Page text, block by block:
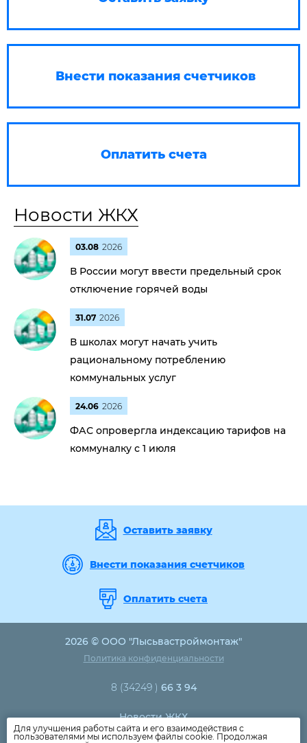
Внести показания счетчиков
Оплатить счета
Новости ЖКХ
03.08 2026
В России могут ввести предельный срок
отключение горячей воды
31.07 2026
В школах могут начать учить
рациональному потреблению
коммунальных услуг
24.06 2026
ФАС опровергла индексацию тарифов на
коммуналку с 1 июля
Оставить заявку
Внести показания счетчиков
Оплатить счета
2026 © ООО "Лысьвастроймонтаж"
Политика конфиденциальности
8 (34249 ) 66 3 94
Новости ЖКХ
Новости компании
Для улучшения работы сайта и его взаимодействия с
пользователями мы используем файлы cookie. Продолжая